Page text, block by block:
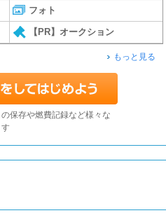
フォト
【PR】オークション
もっと見る
保存や燃費記録など様々な